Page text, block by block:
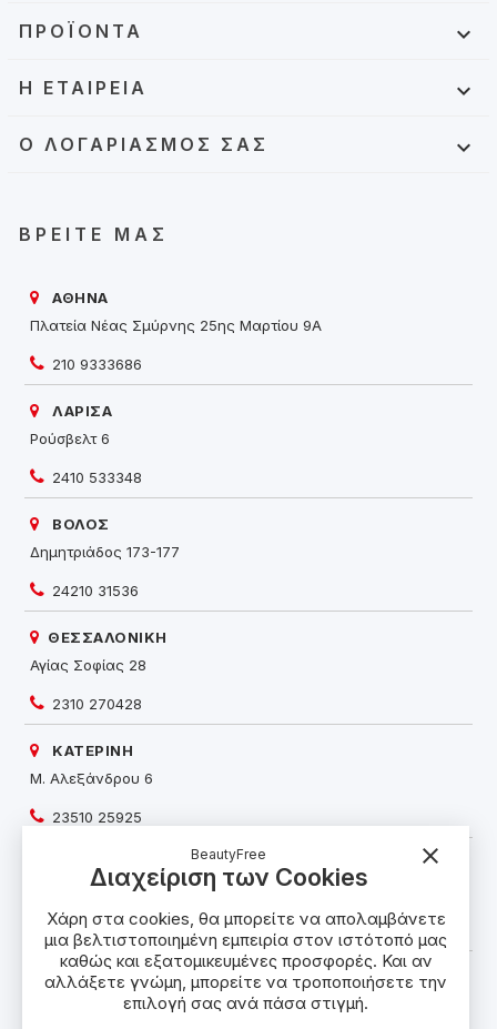
ΠΡΟΪΌΝΤΑ 
Η ΕΤΑΙΡΕΊΑ 
Ο ΛΟΓΑΡΙΑΣΜΌΣ ΣΑΣ 
ΒΡΕΊΤΕ ΜΑΣ
ΑΘΗΝΑ
Πλατεία Νέας Σμύρνης 25ης Μαρτίου 9Α
210 9333686
ΛΑΡΙΣΑ
Ρούσβελτ 6
2410 533348
ΒΟΛΟΣ
Δημητριάδος 173-177
24210 31536
ΘΕΣΣΑΛΟΝΙΚΗ
Αγίας Σοφίας 28
2310 270428
ΚΑΤΕΡΙΝΗ
Μ. Αλεξάνδρου 6
23510 25925
Σκαλίδη 12
28210 02281
SPOT ΧΑΝΙΑ
Καραολή & Δημητρίου 3-5
BeautyFree
Διαχείριση των Cookies
close
Χάρη στα cookies, θα μπορείτε να απολαμβάνετε
μια βελτιστοποιημένη εμπειρία στον ιστότοπό μας
καθώς και εξατομικευμένες προσφορές. Και αν
αλλάξετε γνώμη, μπορείτε να τροποποιήσετε την
επιλογή σας ανά πάσα στιγμή.